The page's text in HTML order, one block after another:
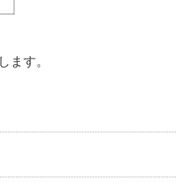
ます。